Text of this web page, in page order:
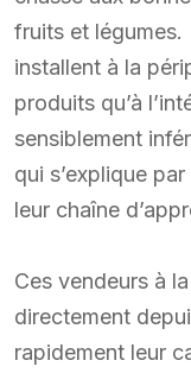
fruits et légumes.
installent à la
produits qu’à
sensiblement
qui s’explique
leur chaîne
Ces vendeurs à
directement
rapidement leur